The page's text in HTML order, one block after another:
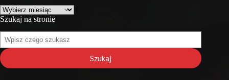
Archiwa
Szukaj na stronie
na
stronie
Szukaj